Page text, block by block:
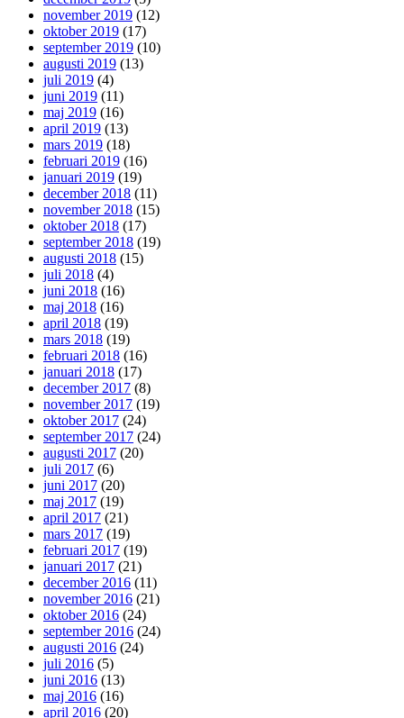
november 2019 (12)
oktober 2019 (17)
september 2019 (10)
augusti 2019 (13)
juli 2019 (4)
juni 2019 (11)
maj 2019 (16)
april 2019 (13)
mars 2019 (18)
februari 2019 (16)
januari 2019 (19)
december 2018 (11)
november 2018 (15)
oktober 2018 (17)
september 2018 (19)
augusti 2018 (15)
juli 2018 (4)
juni 2018 (16)
maj 2018 (16)
april 2018 (19)
mars 2018 (19)
februari 2018 (16)
januari 2018 (17)
december 2017 (8)
november 2017 (19)
oktober 2017 (24)
september 2017 (24)
augusti 2017 (20)
juli 2017 (6)
juni 2017 (20)
maj 2017 (19)
april 2017 (21)
mars 2017 (19)
februari 2017 (19)
januari 2017 (21)
december 2016 (11)
november 2016 (21)
oktober 2016 (24)
september 2016 (24)
augusti 2016 (24)
juli 2016 (5)
juni 2016 (13)
maj 2016 (16)
april 2016 (20)